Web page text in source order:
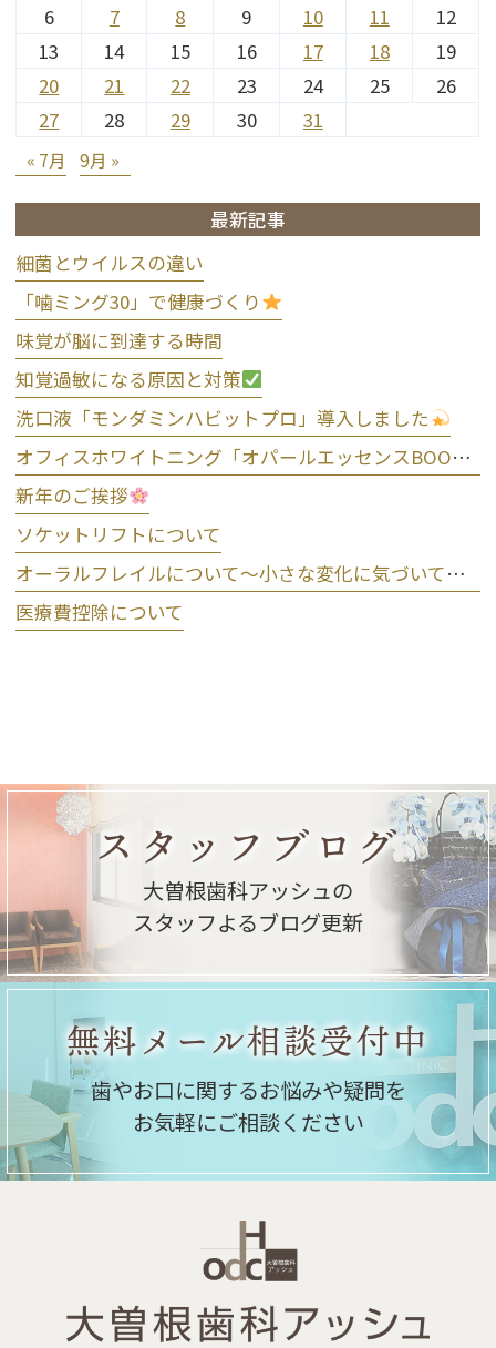
6 7 8 9 10 11
12
13
14 15 16 17 18
19
20
21 22 23 24 25
26
27
28 29 30 31
« 7月 9月 »
最新記事
細菌とウイルスの違い
「噛ミング30」で健康づくり
味覚が脳に到達する時間
知覚過敏になる原因と対策
洗口液「モンダミンハビットプロ」導入しました
オフィスホワイトニング「オパールエッセンスBOOST」導入しました
新年のご挨拶
ソケットリフトについて
オーラルフレイルについて～小さな変化に気づいて予防しましょう～
医療費控除について
スタッフブログ
大曽根歯科アッシュの
スタッフよるブログ更新
無料メール相談受付中
歯やお口に関するお悩みや疑問を
お気軽にご相談ください